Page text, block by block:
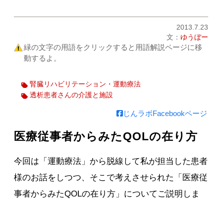
2013.7.23
文： ゆうぼー
緑の文字の用語をクリックすると用語解説ページに移
動するよ。
腎臓リハビリテーション・運動療法
透析患者さんの介護と施設
じんラボFacebookページ
医療従事者からみたQOLの在り方
今回は「運動療法」から脱線して私が担当した患者
様のお話をしつつ、そこで考えさせられた「医療従
事者からみたQOLの在り方」についてご説明しま